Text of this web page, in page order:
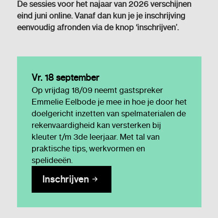
De sessies voor het najaar van 2026 verschijnen
eind juni online. Vanaf dan kun je je inschrijving
eenvoudig afronden via de knop ‘inschrijven’.
Vr. 18 september
Op vrijdag 18/09 neemt gastspreker
Emmelie Eelbode je mee in hoe je door het
doelgericht inzetten van spelmaterialen de
rekenvaardigheid kan versterken bij
kleuter t/m 3de leerjaar. Met tal van
praktische tips, werkvormen en
spelideeën.
Inschrijven